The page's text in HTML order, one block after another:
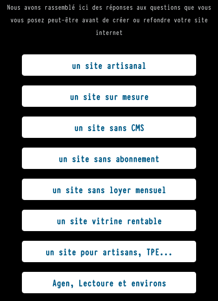
Nous avons rassemblé ici des réponses aux questions que vous
vous posez peut-être avant de créer ou refondre votre site
internet
un site artisanal
un site sur mesure
un site sans CMS
un site sans abonnement
un site sans loyer mensuel
un site vitrine rentable
un site pour artisans, TPE...
Agen, Lectoure et environs